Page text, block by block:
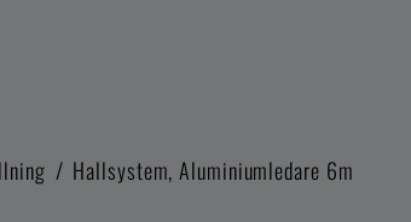
/ Hallsystem, Aluminiumledare 6m